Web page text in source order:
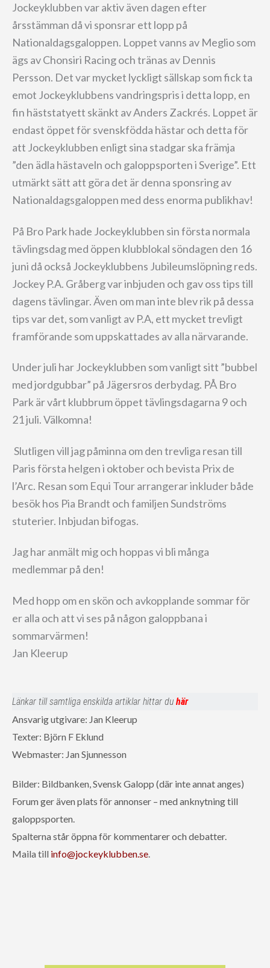
Jockeyklubben var aktiv även dagen efter
årsstämman då vi sponsrar ett lopp på
Nationaldagsgaloppen. Loppet vanns av Meglio som
ägs av Chonsiri Racing och tränas av Dennis
Persson. Det var mycket lyckligt sällskap som fick ta
emot Jockeyklubbens vandringspris i detta lopp, en
fin häststatyett skänkt av Anders Zackrés. Loppet är
endast öppet för svenskfödda hästar och detta för
att Jockeyklubben enligt sina stadgar ska främja
”den ädla hästaveln och galoppsporten i Sverige”. Ett
utmärkt sätt att göra det är denna sponsring av
Nationaldagsgaloppen med dess enorma publikhav!
På Bro Park hade Jockeyklubben sin första normala
tävlingsdag med öppen klubblokal söndagen den 16
juni då också Jockeyklubbens Jubileumslöpning reds.
Jockey P.A. Gråberg var inbjuden och gav oss tips till
dagens tävlingar. Även om man inte blev rik på dessa
tips var det, som vanligt av P.A, ett mycket trevligt
framförande som uppskattades av alla närvarande.
Under juli har Jockeyklubben som vanligt sitt ”bubbel
med jordgubbar” på Jägersros derbydag. PÅ Bro
Park är vårt klubbrum öppet tävlingsdagarna 9 och
21 juli. Välkomna!
Slutligen vill jag påminna om den trevliga resan till
Paris första helgen i oktober och bevista Prix de
l’Arc. Resan som Equi Tour arrangerar inkluder både
besök hos Pia Brandt och familjen Sundströms
stuterier. Inbjudan bifogas.
Jag har anmält mig och hoppas vi bli många
medlemmar på den!
Med hopp om en skön och avkopplande sommar för
er alla och att vi ses på någon galoppbana i
sommarvärmen!
Jan Kleerup
Länkar till samtliga enskilda artiklar hittar du här
Ansvarig utgivare: Jan Kleerup
Texter: Björn F Eklund
Webmaster: Jan Sjunnesson
Bilder: Bildbanken, Svensk Galopp (där inte annat anges)
Forum ger även plats för annonser – med anknytning till
galoppsporten.
Spalterna står öppna för kommentarer och debatter.
Maila till info@jockeyklubben.se.